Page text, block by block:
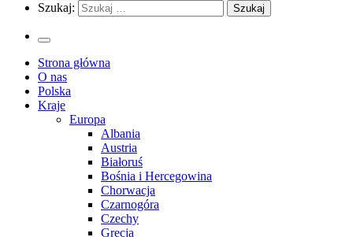
Szukaj:
Strona główna
O nas
Polska
Kraje
Europa
Albania
Austria
Białoruś
Bośnia i Hercegowina
Chorwacja
Czarnogóra
Czechy
Grecja